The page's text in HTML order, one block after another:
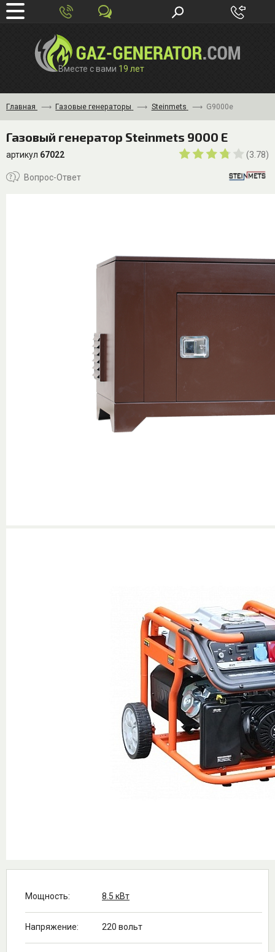
Вместе с вами 19 лет
Главная Газовые генераторы Steinmets G9000e
Газовый генератор Steinmets 9000 E
артикул 67022 (3.78)
Вопрос-Ответ
Мощность: 8.5 кВт
Напряжение: 220 вольт